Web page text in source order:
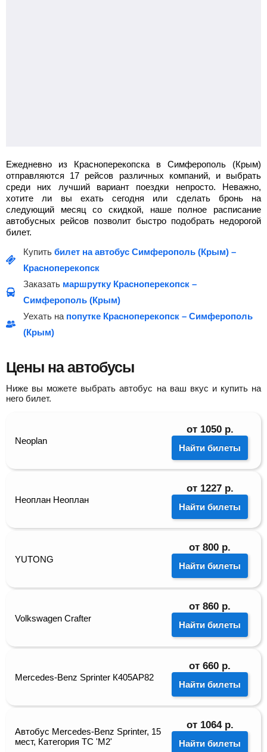
Ежедневно из Красноперекопска в Симферополь (Крым)
отправляются 17 рейсов различных компаний, и выбрать
среди них лучший вариант поездки непросто. Неважно,
хотите ли вы ехать сегодня или сделать бронь на
следующий месяц со скидкой, наше полное расписание
автобусных рейсов позволит быстро подобрать недорогой
билет.
Купить билет на автобус Симферополь (Крым) –
Красноперекопск
Заказать маршрутку Красноперекопск –
Симферополь (Крым)
Уехать на попутке Красноперекопск – Симферополь
(Крым)
Цены на автобусы
Ниже вы можете выбрать автобус на ваш вкус и купить на
него билет.
Neoplan
от 1050 р.
Найти билеты
Неоплан Неоплан
от 1227 р.
Найти билеты
YUTONG
от 800 р.
Найти билеты
Volkswagen Crafter
от 860 р.
Найти билеты
Mercedes-Benz Sprinter К405АР82
от 660 р.
Найти билеты
Автобус Mercedes-Benz Sprinter, 15
мест, Категория ТС 'М2'
от 1064 р.
Найти билеты